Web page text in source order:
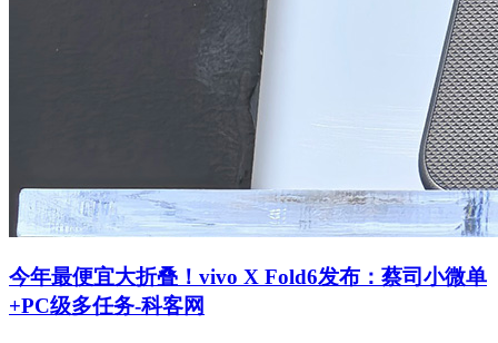
今年最便宜大折叠！vivo X Fold6发布：蔡司小微单
+PC级多任务-科客网